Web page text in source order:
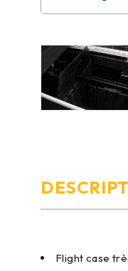
Flight case